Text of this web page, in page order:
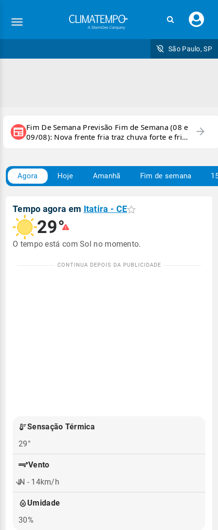
seu
São Paulo, SP
newspaper Fim De Semana Previsão Fim de Semana (08 e
09/08): Nova frente fria traz chuva forte e frio
para áreas do país
arrow_forward
Agora Hoje Amanhã Fim de semana
Tempo agora em Itatira - CE
29°
O tempo está com Sol no momento.
Sensação Térmica
29°
Vento
N - 14km/h
Umidade
30%